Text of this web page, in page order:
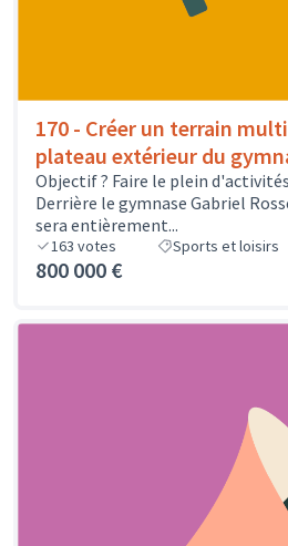
170 - Créer un terrain
plateau extérieur du
Objectif ? Faire le plein
Derrière le gymnase Gabriel
sera entièrement...
163 votes Sports et loisirs
800 000 €